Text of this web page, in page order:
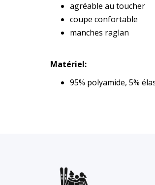
agréable au toucher
coupe confortable
manches raglan
Matériel:
95% polyamide, 5%